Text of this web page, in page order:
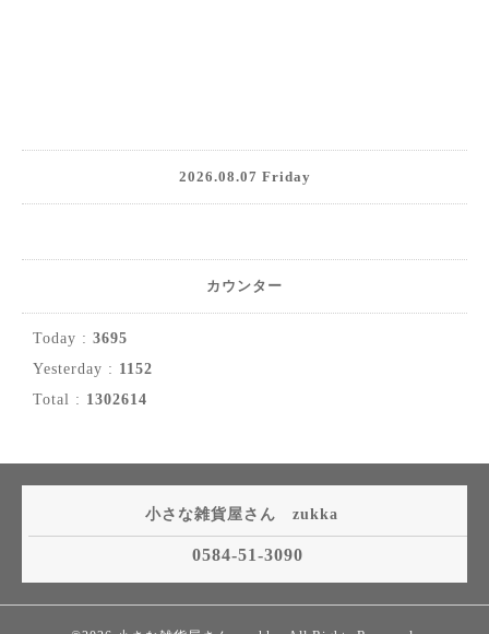
2026.08.07 Friday
カウンター
Today : 3695
Yesterday : 1152
Total : 1302614
小さな雑貨屋さん zukka
0584-51-3090